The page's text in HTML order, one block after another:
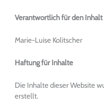
Verantwortlich für den Inhalt
Marie-Luise Kolitscher
Haftung für Inhalte
Die Inhalte dieser Website
erstellt.